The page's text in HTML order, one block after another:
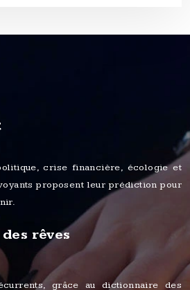
crise financière, écologie et
proposent leur prédiction pour
rêves
grâce au dictionnaire des